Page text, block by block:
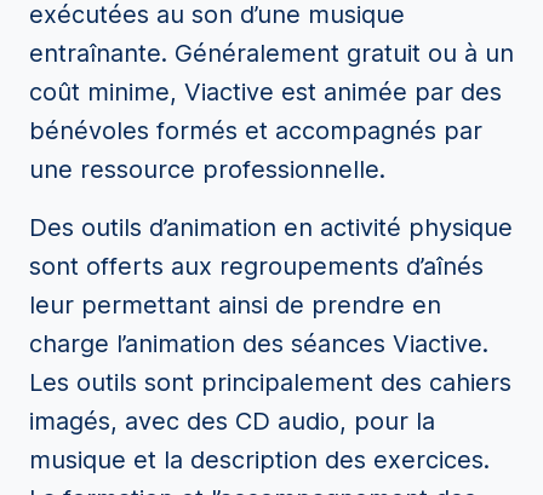
exécutées au son d’une musique
entraînante. Généralement gratuit ou à un
coût minime, Viactive est animée par des
bénévoles formés et accompagnés par
une ressource professionnelle.
Des outils d’animation en activité physique
sont offerts aux regroupements d’aînés
leur permettant ainsi de prendre en
charge l’animation des séances Viactive.
Les outils sont principalement des cahiers
imagés, avec des CD audio, pour la
musique et la description des exercices.